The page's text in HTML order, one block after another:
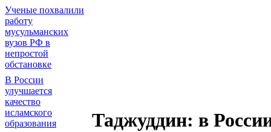
Ученые похвалили
работу
мусульманских
вузов РФ в
непростой
обстановке
В России
улучшается
качество
исламского
образования
Таджуддин: в